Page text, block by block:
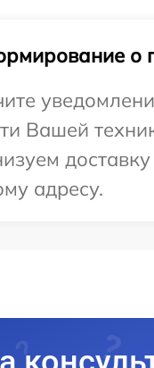
о
Вашей
адресу.